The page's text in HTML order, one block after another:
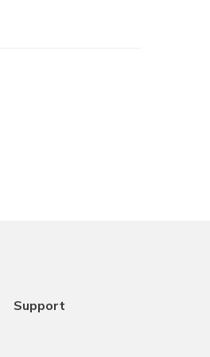
Support